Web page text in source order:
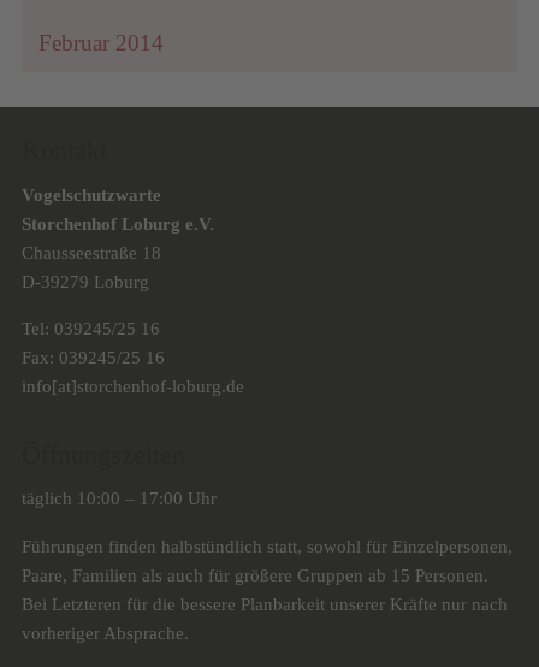
Februar 2014
Vogelschutzwarte
Storchenhof Loburg e.V.
Chausseestraße 18
D-39279 Loburg
Tel: 039245/25 16
Fax: 039245/25 16
info[at]storchenhof-loburg.de
täglich 10:00 – 17:00 Uhr
Führungen finden halbstündlich statt, sowohl für Einzelpersonen,
Paare, Familien als auch für größere Gruppen ab 15 Personen.
Bei Letzteren für die bessere Planbarkeit unserer Kräfte nur nach
vorheriger Absprache.